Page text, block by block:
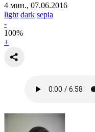
4 мин., 07.06.2016
light dark sepia
-
100%
+